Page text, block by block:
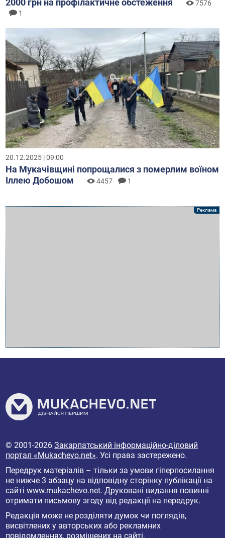
7576
1
20.12.2025 | 09:00
На Мукачівщині попрощалися з померлим воїном
Іллею Добошом
4457 1
© 2001-2026Закарпатський інформаційно-діловий
портал «Mukachevo.net». Усі права застережено.
Передрук матеріалів – тільки за умови гіперпосилання
не нижче 3 абзацу на відповідну сторінку публікації на
сайтіwww.mukachevo.net. Друковані видання повинні
отримати письмову згоду від редакції на передрук.
Редакція може не розділяти думок чи поглядів,
висвітлених у авторських або рекламних
повідомленнях, розміщених на сайті.